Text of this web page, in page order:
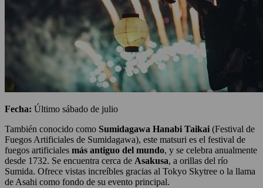
Fecha: Último sábado de julio
También conocido como Sumidagawa Hanabi Taikai (Festival de
Fuegos Artificiales de Sumidagawa), este matsuri es el festival de
fuegos artificiales más antiguo del mundo, y se celebra anualmente
desde 1732. Se encuentra cerca de Asakusa, a orillas del río
Sumida. Ofrece vistas increíbles gracias al Tokyo Skytree o la llama
de Asahi como fondo de su evento principal.